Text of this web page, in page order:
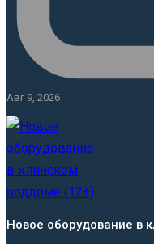
Авг 9, 2026
Новое оборудование в